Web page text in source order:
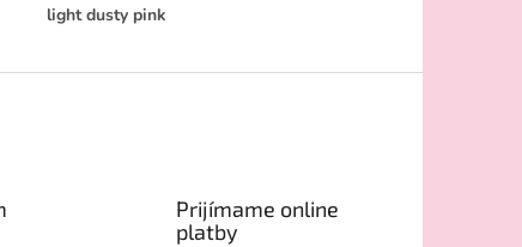
light dusty pink
Prijímame online
platby